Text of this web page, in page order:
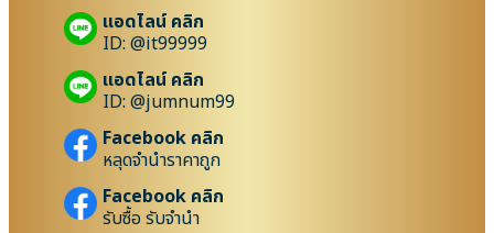
แอดไลน์ คลิก
ID: @it99999
แอดไลน์ คลิก
ID: @jumnum99
Facebook คลิก
หลุดจำนำราคาถูก
Facebook คลิก
รับซื้อ รับจำนำ